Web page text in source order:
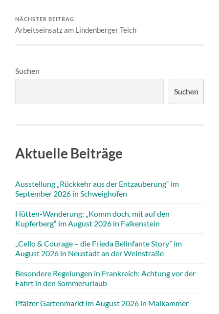
NÄCHSTER BEITRAG
Arbeitseinsatz am Lindenberger Teich
Suchen
Suchen
Aktuelle Beiträge
Ausstellung „Rückkehr aus der Entzauberung“ im
September 2026 in Schweighofen
Hütten-Wanderung: „Komm doch, mit auf den
Kupferberg“ im August 2026 in Falkenstein
„Cello & Courage – die Frieda Belinfante Story” im
August 2026 in Neustadt an der Weinstraße
Besondere Regelungen in Frankreich: Achtung vor der
Fahrt in den Sommerurlaub
Pfälzer Gartenmarkt im August 2026 in Maikammer